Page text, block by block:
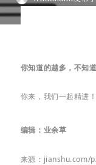
你知道的越多，不知
你来，我们一起精进
编辑：业余草
来源：jianshu.com/